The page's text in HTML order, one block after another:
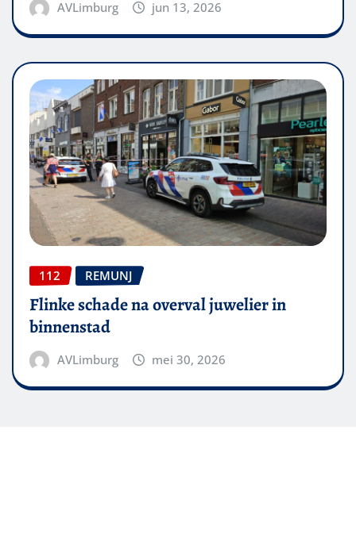
AVLimburg jun 13, 2026
112 REMUNJ
Flinke schade na overval juwelier in
binnenstad
AVLimburg mei 30, 2026